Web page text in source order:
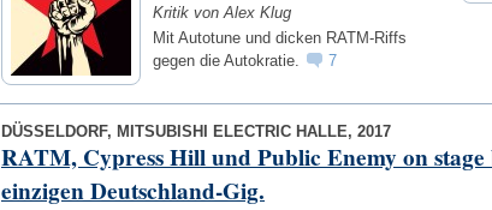
Kritik von Alex Klug
Mit Autotune und dicken RATM-Riffs
gegen die Autokratie.
7
DÜSSELDORF, MITSUBISHI ELECTRIC HALLE, 2017
RATM, Cypress Hill und Public Enemy on stage
einzigen Deutschland-Gig.